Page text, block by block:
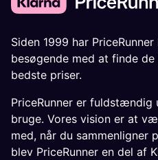
Siden 1999 har
besøgende med at finde
bedste priser.
PriceRunner er
bruge. Vores vision er at
med, når du sammenligner
blev PriceRunner en del af